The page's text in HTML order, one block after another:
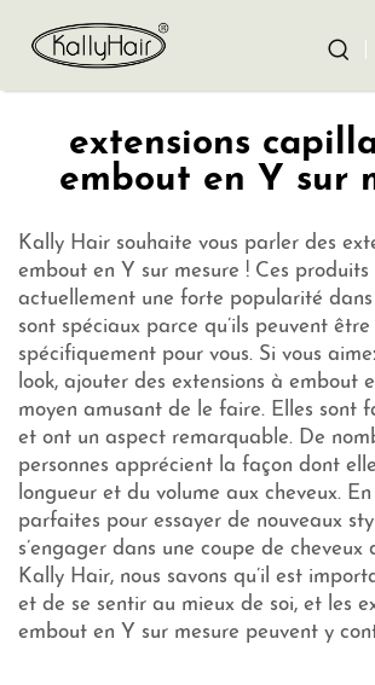
extensions
embout en Y sur
Kally Hair souhaite vous parler des
embout en Y sur mesure ! Ces produits
actuellement une forte popularité dans
sont spéciaux parce qu’ils peuvent
spécifiquement pour vous. Si vous
look, ajouter des extensions à embout
moyen amusant de le faire. Elles sont
et ont un aspect remarquable. De
personnes apprécient la façon dont
longueur et du volume aux cheveux.
parfaites pour essayer de nouveaux
s’engager dans une coupe de cheveux
Kally Hair, nous savons qu’il est
et de se sentir au mieux de soi, et les
embout en Y sur mesure peuvent y